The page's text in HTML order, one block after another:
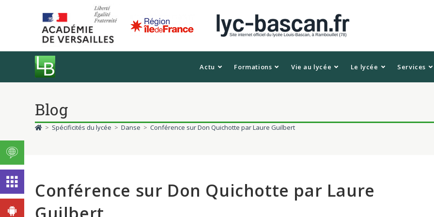
Actu Formations Vie au lycée Le lycée Services
Blog
> Spécificités du lycée > Danse > Conférence sur Don Quichotte par Laure Guilbert
Conférence sur Don Quichotte par Laure